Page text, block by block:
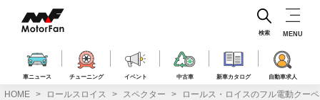
ス
車ニュース チューニング イベント 中古車 新車カタログ 自動車求人
検索 MENU
HOME ロールスロイス スペクター ロールス・ロイスのフル電動クー